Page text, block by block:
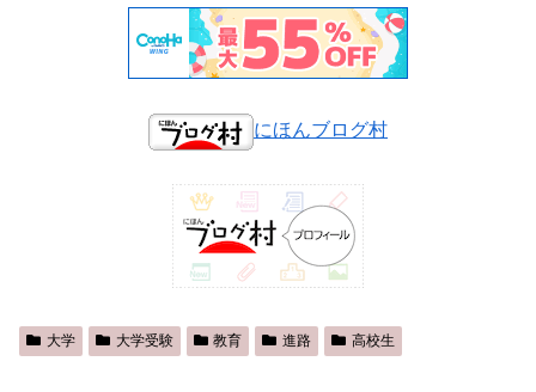
にほんブログ村
大学 大学受験 教育 進路 高校生